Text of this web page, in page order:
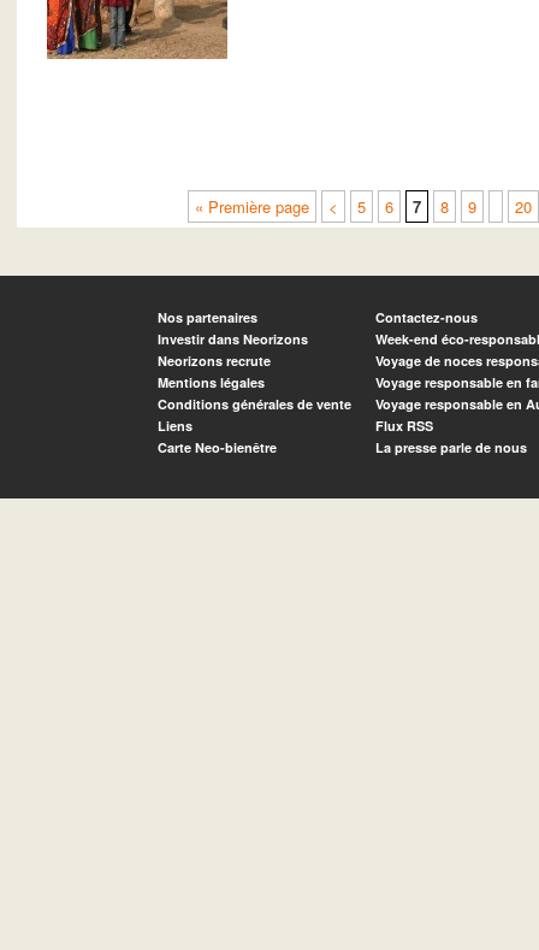
« Première page < 5 6 7 8 9 20
Nos partenaires
Investir dans Neorizons
Neorizons recrute
Mentions légales
Conditions générales de vente
Liens
Carte Neo-bienêtre
Contactez-nous
Week-end éco-
Voyage de noces
Voyage responsable en
Voyage responsable en
Flux RSS
La presse parle de nous